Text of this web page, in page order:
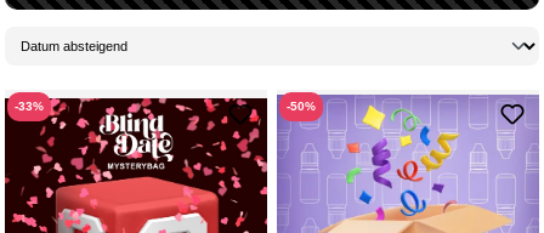
Überraschungen, sondern auch ein Garant für fantastische
Schnäppchen. Mit Rabatten von 30-60%bieten wir dir die Möglichkeit,
hochwertigesShisha -Zubehöroder E-Liquids zu einemBruchteil
des
regulären Preises zu erwerben. Warum mehr bezahlen, wenn du das
Gleiche für weniger bekommen und dich dabei nochüberraschen
kannst? Mach dich bereit, die
Deals
zu entdecken, die dein
-33% -50%